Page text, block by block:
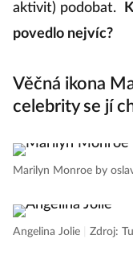
aktivit) podobat.
povedlo nejvíc?
Věčná ikona
celebrity se jí
Marilyn Monroe by
Angelina Jolie Zdroj: